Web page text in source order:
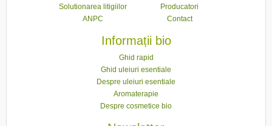
Solutionarea litigiilor
ANPC
Producatori
Contact
Informații bio
Ghid rapid
Ghid uleiuri esentiale
Despre uleiuri esentiale
Aromaterapie
Despre cosmetice bio